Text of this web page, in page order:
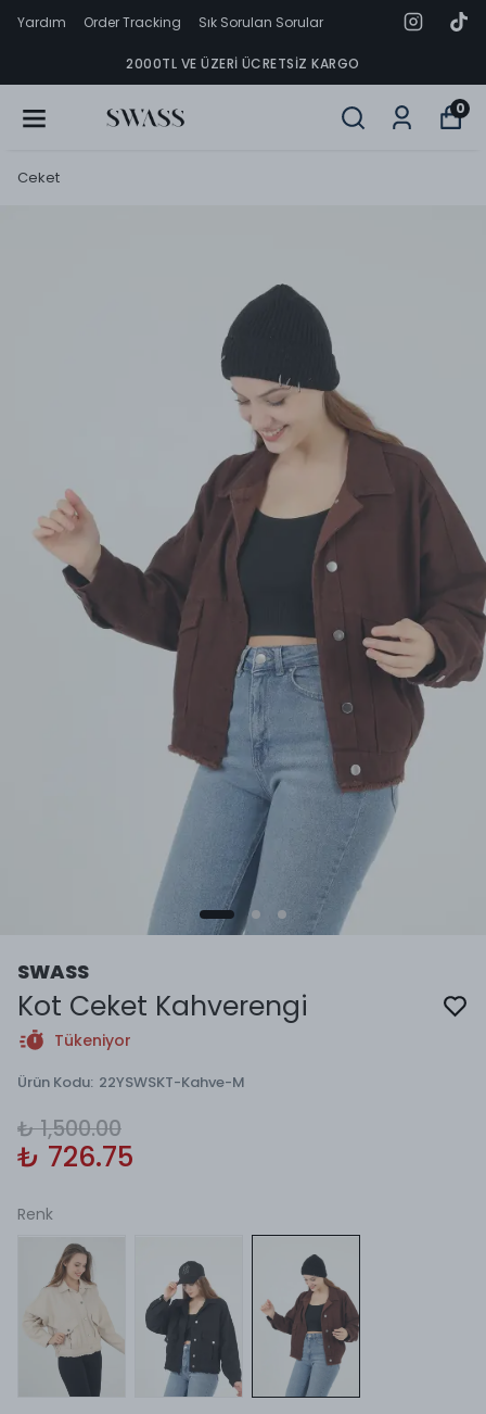
Yardım Order Tracking Sık Sorulan Sorular
2000TL VE ÜZERI ÜCRETSIZ KARGO
0
Ceket
SWASS
Kot Ceket Kahverengi
Tükeniyor
Ürün Kodu: 22YSWSKT-Kahve-M
₺ 1,500.00
₺ 726.75
Renk